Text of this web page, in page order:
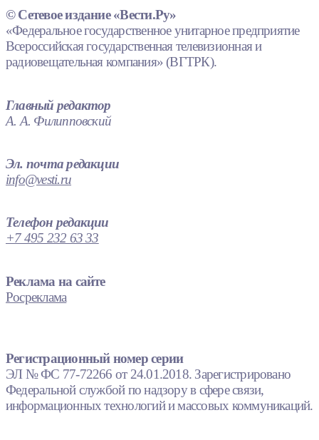
© Сетевое издание «Вести.Ру»
«Федеральное государственное унитарное предприятие
Всероссийская государственная телевизионная и
радиовещательная компания» (ВГТРК).
Главный редактор
А. А. Филипповский
Эл. почта редакции
info@vesti.ru
Телефон редакции
+7 495 232 63 33
Реклама на сайте
Росреклама
Регистрационный номер серии
ЭЛ № ФС 77-72266 от 24.01.2018. Зарегистрировано
Федеральной службой по надзору в сфере связи,
информационных технологий и массовых коммуникаций.